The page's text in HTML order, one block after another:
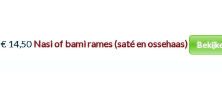
€ 14,50 Nasi of bami rames (saté en ossehaas)